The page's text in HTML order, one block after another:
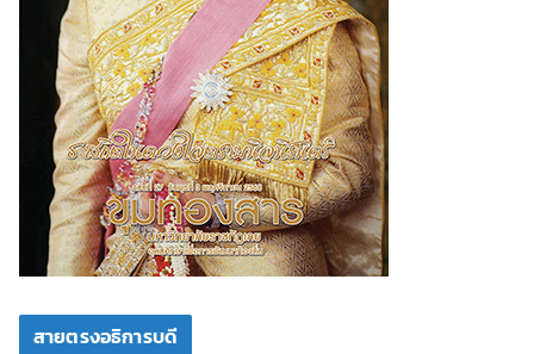
สายตรงอธิการบดี